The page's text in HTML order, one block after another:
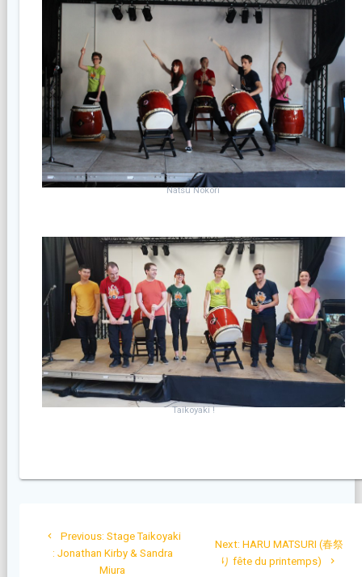
Natsu Nokori
Taikoyaki !
Previous: Previous
post:
Stage Taikoyaki
: Jonathan Kirby & Sandra
Miura
Next: Next
post:
HARU MATSURI (春祭
り fête du printemps)